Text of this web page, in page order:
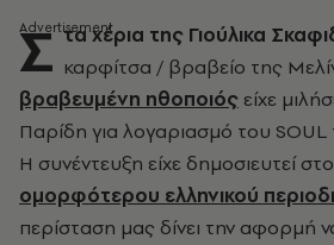
Σ τα χέρια της Γιούλικα
καρφίτσα / βραβείο της
βραβευμένη ηθοποιός είχε
Παρίδη για λογαριασμό του SOUL
Η συνέντευξη είχε δημοσιευτεί
ομορφότερου ελληνικού
περίσταση μας δίνει την αφορμή